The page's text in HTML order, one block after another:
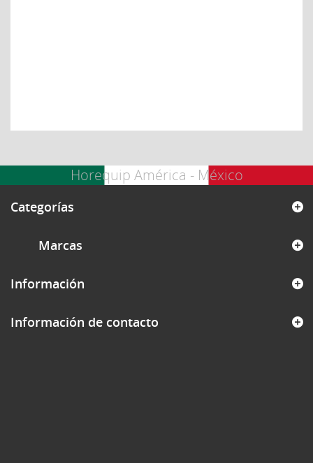
Horequip América - México
Categorías
Marcas
Información
Información de contacto